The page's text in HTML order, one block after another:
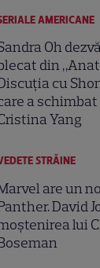
AMERICANE
Oh
din
cu
a
Yang
STRĂINE
are un
David
lui